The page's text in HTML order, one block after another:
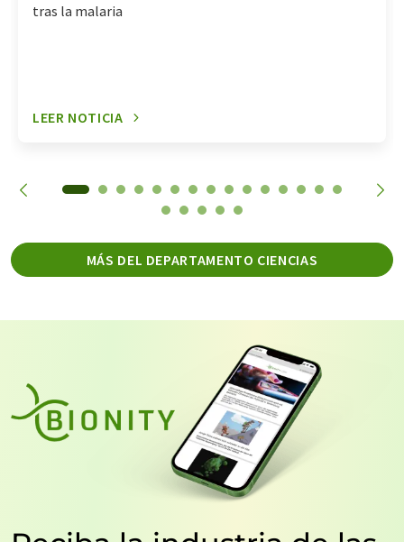
tras la malaria
LEER NOTICIA
MÁS DEL DEPARTAMENTO CIENCIAS